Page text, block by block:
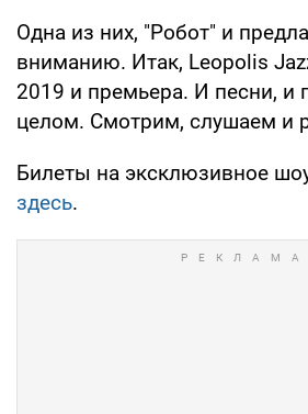
Одна из них, "Робот" и
вниманию. Итак, Leopolis
2019 и премьера. И песни, и
целом. Смотрим, слушаем и
Билеты на эксклюзивное
здесь.